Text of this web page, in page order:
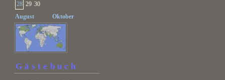
28 29 30
August
Oktober
Gästebuch